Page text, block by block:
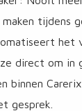
tijdens
het
direct om in
binnen
gesprek.